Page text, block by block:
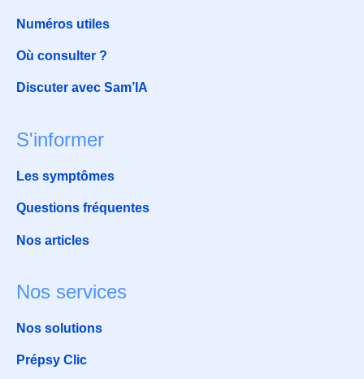
Numéros utiles
Où consulter ?
Discuter avec Sam’IA
S'informer
Les symptômes
Questions fréquentes
Nos articles
Nos services
Nos solutions
Prépsy Clic